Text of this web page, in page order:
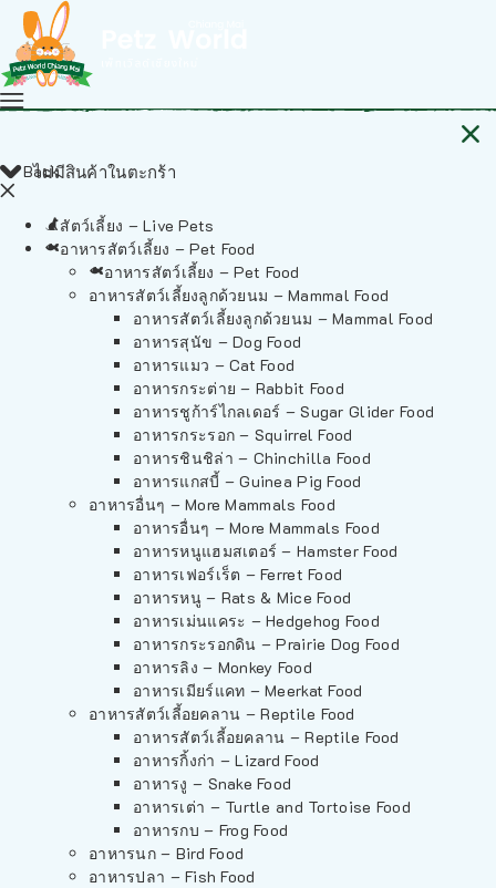
ไม่มีสินค้าในตะกร้า
Back
สัตว์เลี้ยง – Live Pets
อาหารสัตว์เลี้ยง – Pet Food
อาหารสัตว์เลี้ยง – Pet Food
อาหารสัตว์เลี้ยงลูกด้วยนม – Mammal Food
อาหารสัตว์เลี้ยงลูกด้วยนม – Mammal Food
อาหารสุนัข – Dog Food
อาหารแมว – Cat Food
อาหารกระต่าย – Rabbit Food
อาหารชูก้าร์ไกลเดอร์ – Sugar Glider Food
อาหารกระรอก – Squirrel Food
อาหารชินชิล่า – Chinchilla Food
อาหารแกสบี้ – Guinea Pig Food
อาหารอื่นๆ – More Mammals Food
อาหารอื่นๆ – More Mammals Food
อาหารหนูแฮมสเตอร์ – Hamster Food
อาหารเฟอร์เร็ต – Ferret Food
อาหารหนู – Rats & Mice Food
อาหารเม่นแคระ – Hedgehog Food
อาหารกระรอกดิน – Prairie Dog Food
อาหารลิง – Monkey Food
อาหารเมียร์แคท – Meerkat Food
อาหารสัตว์เลี้อยคลาน – Reptile Food
อาหารสัตว์เลี้อยคลาน – Reptile Food
อาหารกิ้งก่า – Lizard Food
อาหารงู – Snake Food
อาหารเต่า – Turtle and Tortoise Food
อาหารกบ – Frog Food
อาหารนก – Bird Food
อาหารปลา – Fish Food